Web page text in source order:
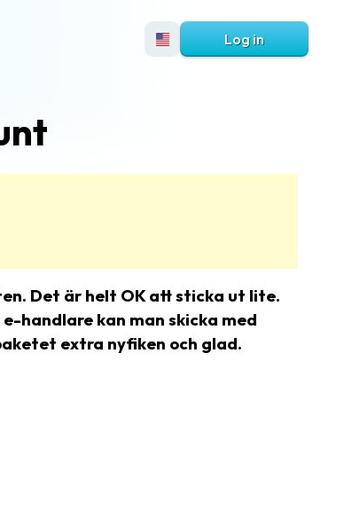
Log in
Det är helt OK att sticka ut lite.
handlare kan man skicka med
extra nyfiken och glad.